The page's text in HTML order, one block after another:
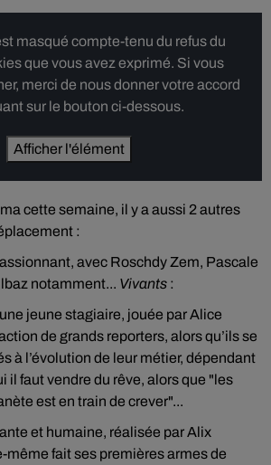
masqué compte-tenu du refus du
que vous avez exprimé. Si vous
merci de nous donner votre accord
sur le bouton ci-dessous.
Afficher l'élément
cette semaine, il y a aussi 2 autres
:
avec Roschdy Zem, Pascale
notamment... Vivants :
jeune stagiaire, jouée par Alice
de grands reporters, alors qu’ils se
à l’évolution de leur métier, dépendant
il faut vendre du rêve, alors que "les
est en train de crever"...
et humaine, réalisée par Alix
même fait ses premières armes de